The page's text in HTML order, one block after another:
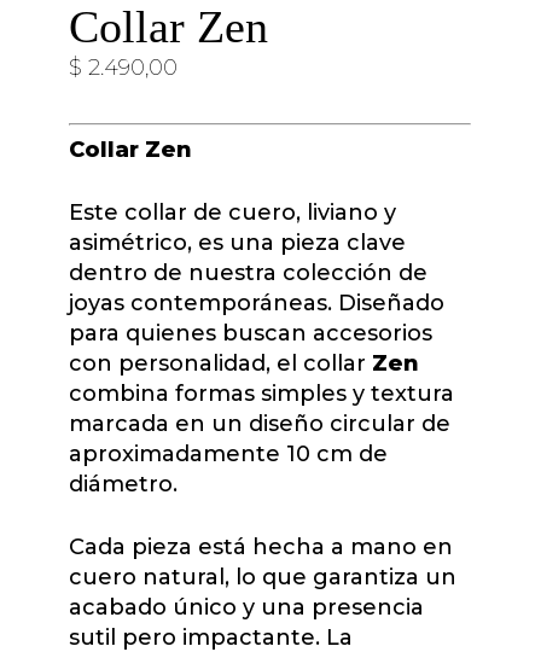
Collar Zen
$ 2.490,00
Collar Zen
Este collar de cuero, liviano y
asimétrico, es una pieza clave
dentro de nuestra colección de
joyas contemporáneas. Diseñado
para quienes buscan accesorios
con personalidad, el collar Zen
combina formas simples y textura
marcada en un diseño circular de
aproximadamente 10 cm de
diámetro.
Cada pieza está hecha a mano en
cuero natural, lo que garantiza un
acabado único y una presencia
sutil pero impactante. La